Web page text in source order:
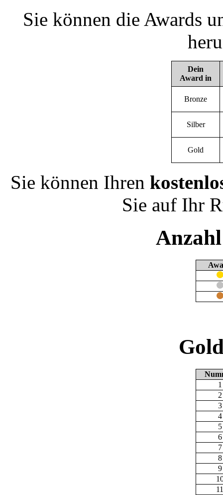
Sie können die Awards
Dein
Award in
Bronze
Silber
Gold
Sie können Ihren
Sie auf Ihr
1
2
3
4
5
6
7
8
9
11